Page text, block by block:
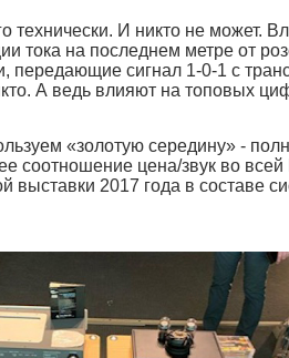
технически. И никто не может.
тока на последнем метре от
сигнал 1-0-1 с
А ведь влияют на топовых
«золотую середину» -
соотношение цена/звук во всей
2017 года в составе